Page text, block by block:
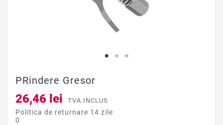
PRindere Gresor
26,46 lei TVA INCLUS
Politica de returnare 14 zile
0